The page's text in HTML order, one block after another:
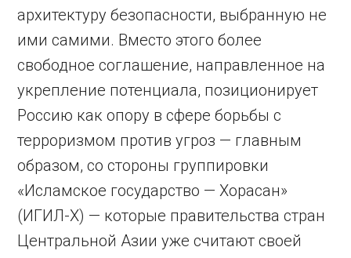
архитектуру безопасности, выбранную не
ими самими. Вместо этого более
свободное соглашение, направленное на
укрепление потенциала, позиционирует
Россию как опору в сфере борьбы с
терроризмом против угроз — главным
образом, со стороны группировки
«Исламское государство — Хорасан»
(ИГИЛ-Х) — которые правительства стран
Центральной Азии уже считают своей